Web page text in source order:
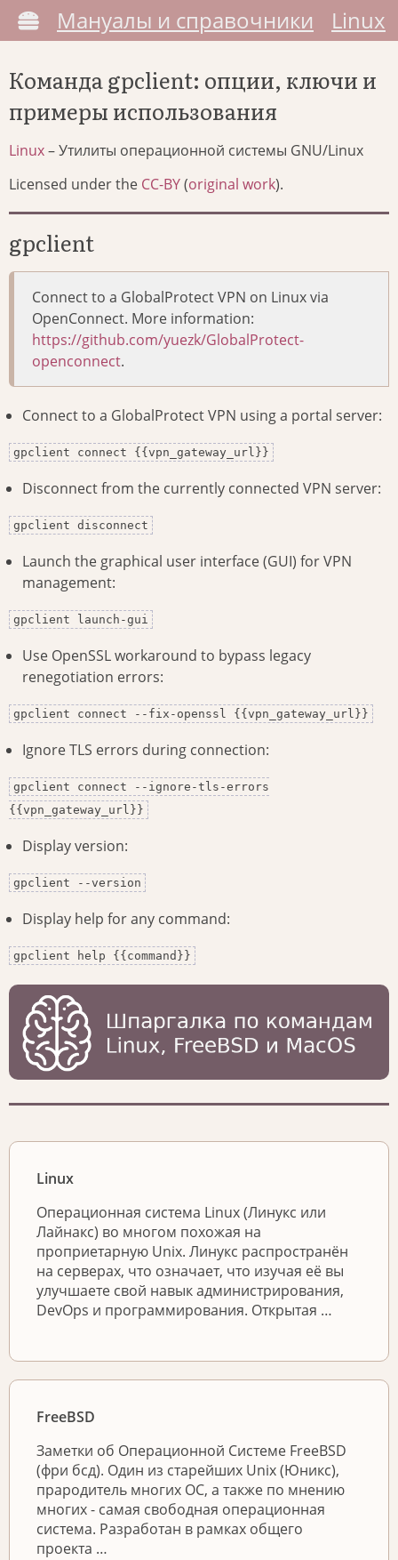
Мануалы и справочники Linux
Команда gpclient: опции, ключи и
примеры использования
Linux– Утилиты операционной системы GNU/Linux
Licensed under the CC-BY(original work).
gpclient
Connect to a GlobalProtect VPN on Linux via
OpenConnect. More information:
https://github.com/yuezk/GlobalProtect-
openconnect.
Connect to a GlobalProtect VPN using a portal server:
gpclient connect {{vpn_gateway_url}}
Disconnect from the currently connected VPN server:
gpclient disconnect
Launch the graphical user interface (GUI) for VPN
management:
gpclient launch-gui
Use OpenSSL workaround to bypass legacy
renegotiation errors:
gpclient connect --fix-openssl {{vpn_gateway_url}}
Ignore TLS errors during connection:
gpclient connect --ignore-tls-errors
{{vpn_gateway_url}}
Display version:
gpclient --version
Display help for any command:
gpclient help {{command}}
Linux
Операционная система Linux (Линукс или
Лайнакс) во многом похожая на
проприетарную Unix. Линукс распространён
на серверах, что означает, что изучая её вы
улучшаете свой навык администрирования,
DevOps и программирования. Открытая …
FreeBSD
Заметки об Операционной Системе FreeBSD
(фри бсд). Один из старейших Unix (Юникс),
прародитель многих ОС, а также по мнению
многих - самая свободная операционная
система. Разработан в рамках общего
проекта …